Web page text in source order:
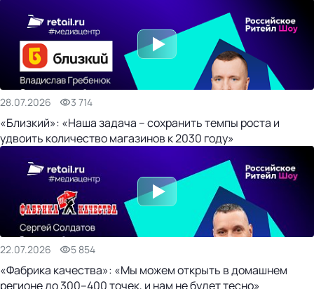
28.07.2026 3 714
«Близкий»: «Наша задача – сохранить темпы роста и
удвоить количество магазинов к 2030 году»
22.07.2026 5 854
«Фабрика качества»: «Мы можем открыть в домашнем
регионе до 300–400 точек, и нам не будет тесно»